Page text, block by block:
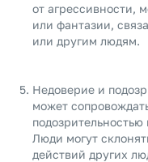
от агрессивности,
или фантазии,
или другим людям.
Недоверие и
может
Люди могут
действий других